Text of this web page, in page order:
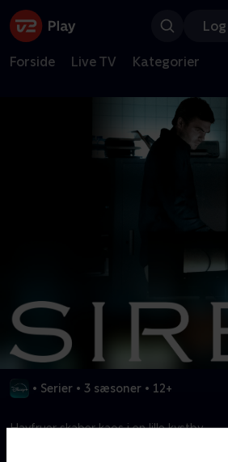
Forside Live TV Kategorier
• Serier • 3 sæsoner • 12+
Havfruer skaber kaos i en lille kystby.